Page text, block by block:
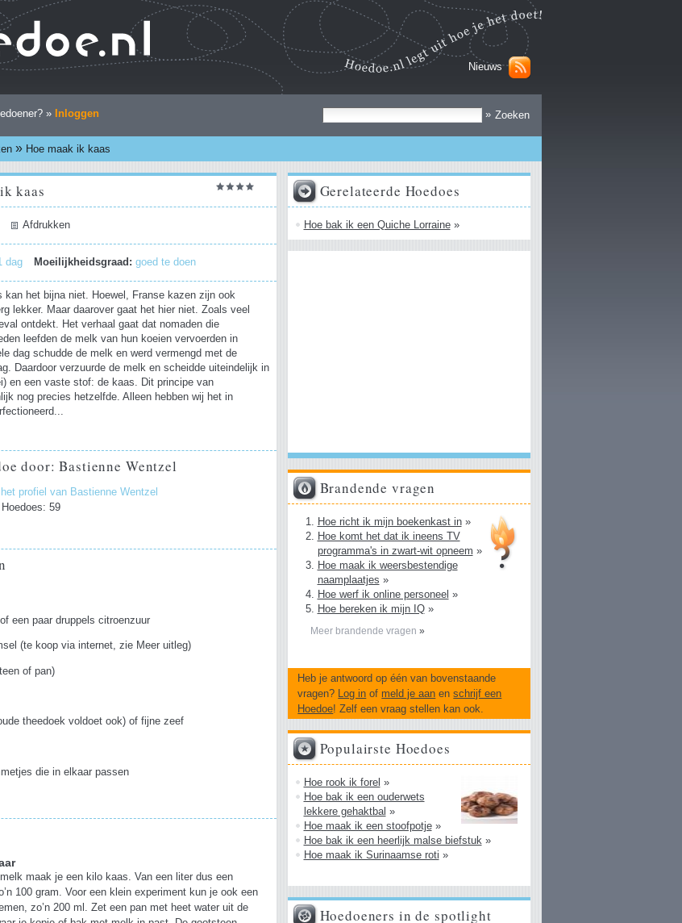
Nieuws
»
» Inloggen
» Hoe maak ik kaas
kaas
Afdrukken
dag Moeilijkheidsgraad: goed te doen
kan het bijna niet. Hoewel, Franse kazen zijn ook
lekker. Maar daarover gaat het hier niet. Zoals veel
ontdekt. Het verhaal gaat dat nomaden die
leefden de melk van hun koeien vervoerden in
dag schudde de melk en werd vermengd met de
Daardoor verzuurde de melk en scheidde uiteindelijk in
en een vaste stof: de kaas. Dit principe van
nog precies hetzelfde. Alleen hebben wij het in
door: Bastienne Wentzel
profiel van Bastienne Wentzel
59
een paar druppels citroenzuur
(te koop via internet, zie Meer uitleg)
of pan)
theedoek voldoet ook) of fijne zeef
die in elkaar passen
maak je een kilo kaas. Van een liter dus een
100 gram. Voor een klein experiment kun je ook een
zo’n 200 ml. Zet een pan met heet water uit de
Gerelateerde Hoedoes
Hoe bak ik een Quiche Lorraine»
Brandende vragen
Hoe richt ik mijn boekenkast in»
Hoe komt het dat ik ineens TV
programma's in zwart-wit opneem »
Hoe maak ik weersbestendige
naamplaatjes »
Hoe werf ik online personeel »
Hoe bereken ik mijn IQ»
Meer brandende vragen »
Heb je antwoord op één van bovenstaande
vragen?
Log in of meld je aan enschrijf een
Hoedoe! Zelf een vraag stellen kan ook.
Populairste Hoedoes
Hoe rook ik forel »
Hoe bak ik een ouderwets
lekkere gehaktbal »
Hoe maak ik een stoofpotje»
Hoe bak ik een heerlijk malse biefstuk »
Hoe maak ik Surinaamse roti »
Hoedoeners in de spotlight